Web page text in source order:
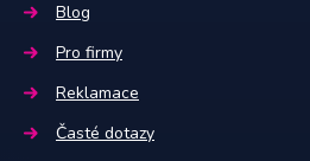
Blog
Pro firmy
Reklamace
Časté dotazy